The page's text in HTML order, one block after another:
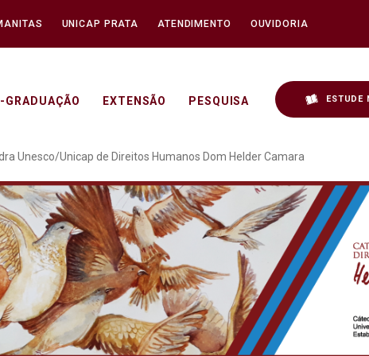
UNICAP PRATA ATENDIMENTO OUVIDORIA
GRADUAÇÃO EXTENSÃO PESQUISA ESTUDE
semanal da
Unesco/Unicap de Direitos Humanos Dom Helder Camara